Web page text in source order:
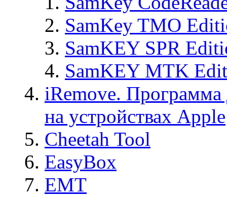
SamKey TMO
SamKEY SPR
SamKEY MTK
iRemove. Программа
на устройствах Apple
Cheetah Tool
EasyBox
EMT